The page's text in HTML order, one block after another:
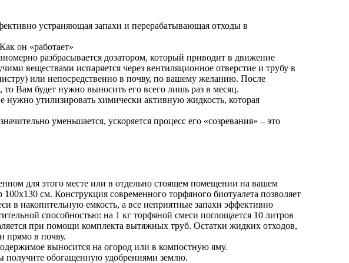
устраняющая запахи и перерабатывающая отходы в
он «работает»
разбрасывается дозатором, который приводит в движение
веществами испаряется через вентиляционное отверстие и трубу в
или непосредственно в почву, по вашему желанию. После
Вам будет нужно выносить его всего лишь раз в месяц.
утилизировать химически активную жидкость, которая
уменьшается, ускоряется процесс его «созревания» – это
для этого месте или в отдельно стоящем помещении на вашем
см. Конструкция современного торфяного биотуалета позволяет
в накопительную емкость, а все неприятные запахи эффективно
способностью: на 1 кг торфяной смеси поглощается 10 литров
при помощи комплекта вытяжных труб. Остатки жидких отходов,
прямо в почву.
выносится на огород или в компостную яму.
получите обогащенную удобрениями землю.